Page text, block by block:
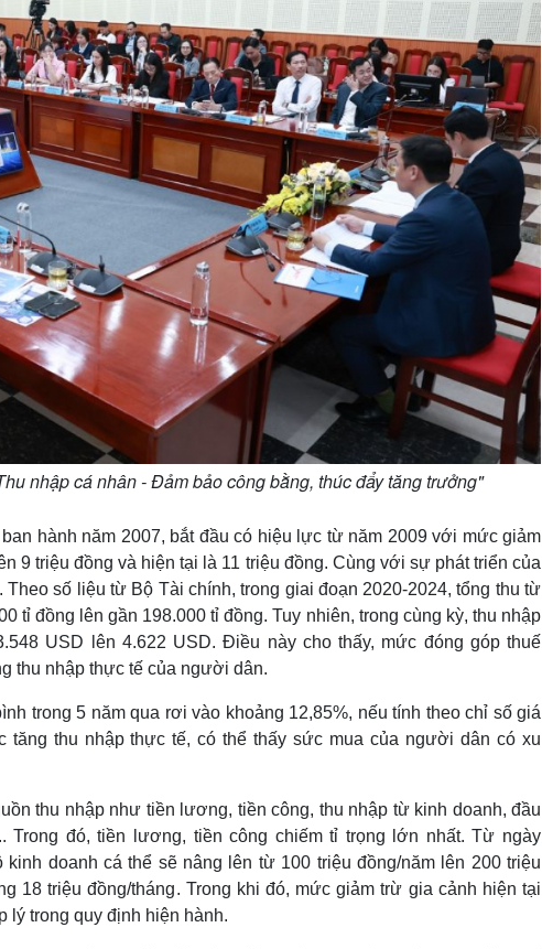
nhập cá nhân - Đảm bảo công bằng, thúc đẩy tăng trưởng"
hành năm 2007, bắt đầu có hiệu lực từ năm 2009 với mức giảm
9 triệu đồng và hiện tại là 11 triệu đồng. Cùng với sự phát triển của
số liệu từ Bộ Tài chính, trong giai đoạn 2020-2024, tổng thu từ
tỉ đồng lên gần 198.000 tỉ đồng. Tuy nhiên, trong cùng kỳ, thu nhập
USD lên 4.622 USD. Điều này cho thấy, mức đóng góp thuế
thu nhập thực tế của người dân.
trong 5 năm qua rơi vào khoảng 12,85%, nếu tính theo chỉ số giá
tăng thu nhập thực tế, có thể thấy sức mua của người dân có xu
thu nhập như tiền lương, tiền công, thu nhập từ kinh doanh, đầu
Trong đó, tiền lương, tiền công chiếm tỉ trọng lớn nhất. Từ ngày
doanh cá thể sẽ nâng lên từ 100 triệu đồng/năm lên 200 triệu
18 triệu đồng/tháng. Trong khi đó, mức giảm trừ gia cảnh hiện tại
lý trong quy định hiện hành.